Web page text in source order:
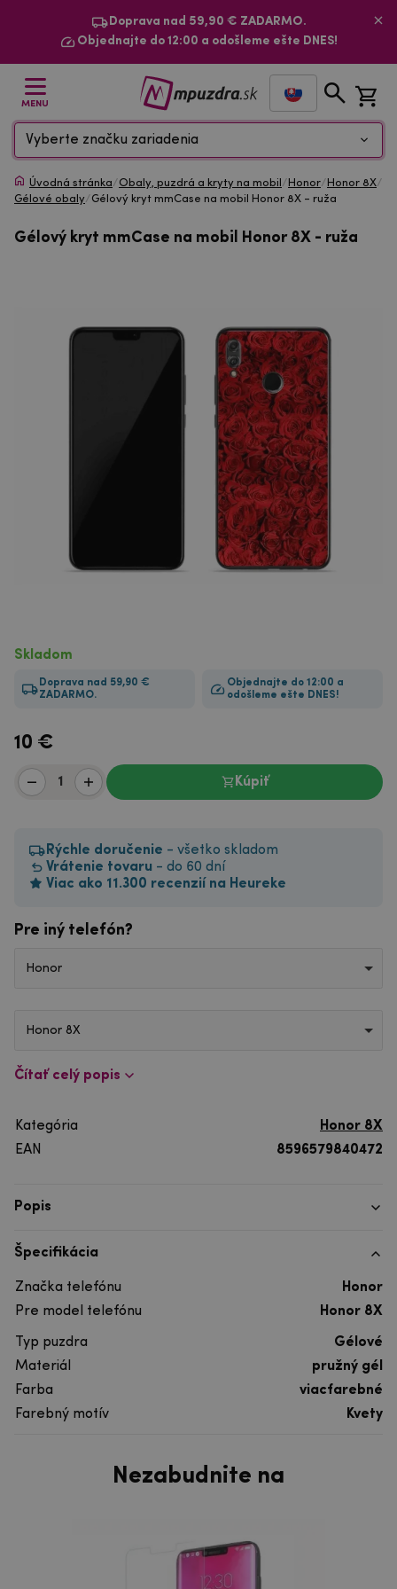
Doprava nad 59,90 € ZADARMO.
Objednajte do 12:00 a odošleme ešte DNES!
MENU
Vyberte značku zariadenia
Úvodná stránka/Obaly, puzdrá a kryty na mobil / Honor/ Honor 8X/
Gélové obaly/Gélový kryt mmCase na mobil Honor 8X - ruža
Gélový kryt mmCase na mobil Honor 8X - ruža
Skladom
Doprava nad 59,90 €
ZADARMO.
Objednajte do 12:00 a
odošleme ešte DNES!
10 €
Kúpiť
Rýchle doručenie - všetko skladom
Vrátenie tovaru - do 60 dní
Viac ako 11.300 recenzií na Heureke
Pre iný telefón?
Honor
Honor 8X
Čítať celý popis
Kategória
Honor 8X
EAN
8596579840472
Popis
Špecifikácia
Značka telefónu
Honor
Pre model telefónu
Honor 8X
Typ puzdra
Gélové
Materiál
pružný gél
Farba
viacfarebné
Farebný motív
Kvety
Nezabudnite na